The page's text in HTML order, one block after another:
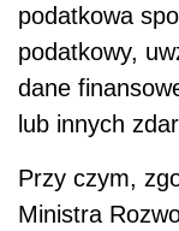
podatkowa
podatkowy,
dane
lub innych
Przy czym,
Ministra